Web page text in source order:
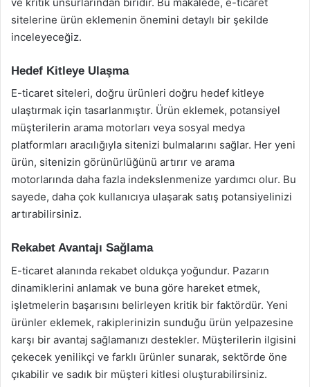
sitelerine ürün eklemenin önemini detaylı bir şekilde
inceleyeceğiz.
Hedef Kitleye Ulaşma
E-ticaret siteleri, doğru ürünleri doğru hedef kitleye
ulaştırmak için tasarlanmıştır. Ürün eklemek, potansiyel
müşterilerin arama motorları veya sosyal medya
platformları aracılığıyla sitenizi bulmalarını sağlar. Her yeni
ürün, sitenizin görünürlüğünü artırır ve arama
motorlarında daha fazla indekslenmenize yardımcı olur. Bu
sayede, daha çok kullanıcıya ulaşarak satış potansiyelinizi
artırabilirsiniz.
Rekabet Avantajı Sağlama
E-ticaret alanında rekabet oldukça yoğundur. Pazarın
dinamiklerini anlamak ve buna göre hareket etmek,
işletmelerin başarısını belirleyen kritik bir faktördür. Yeni
ürünler eklemek, rakiplerinizin sunduğu ürün yelpazesine
karşı bir avantaj sağlamanızı destekler. Müşterilerin ilgisini
çekecek yenilikçi ve farklı ürünler sunarak, sektörde öne
çıkabilir ve sadık bir müşteri kitlesi oluşturabilirsiniz.